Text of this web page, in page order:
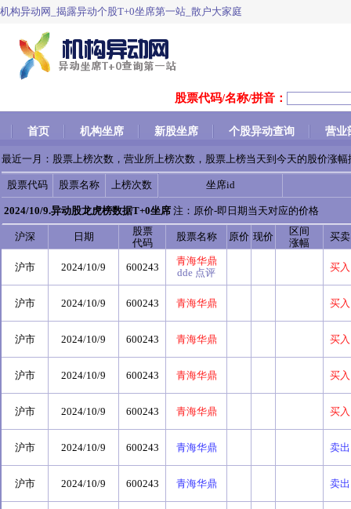
机构异动网_揭露异动个股T+0坐席第一站_散户大家庭
股票代码/名称/拼音：
首页 机构坐席 新股坐席 个股异动查询 营业
最近一月：股票上榜次数，营业所上榜次数，股票上榜当天到今天的股价涨幅
股票代码 股票名称 上榜次数 坐席id
2024/10/9.异动股龙虎榜数据T+0坐席 注：原价-即日期当天对应的价格
沪深 日期
股票
代码
股票名称 原价 现价
区间
涨幅
买卖
沪市 2024/10/9 600243
青海华鼎
dde 点评 买入
沪市 2024/10/9 600243 青海华鼎 买入
沪市 2024/10/9 600243 青海华鼎 买入
沪市 2024/10/9 600243 青海华鼎 买入
沪市 2024/10/9 600243 青海华鼎 买入
沪市 2024/10/9 600243 青海华鼎 卖出
沪市 2024/10/9 600243 青海华鼎 卖出